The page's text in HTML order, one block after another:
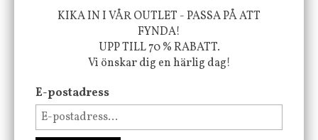
FÖLJ OSS PÅ INSTAGRAM @JBHOME
KIKA IN I VÅR OUTLET - PASSA PÅ ATT
FYNDA!
UPP TILL 70 % RABATT.
Vi önskar dig en härlig dag!
E-postadress